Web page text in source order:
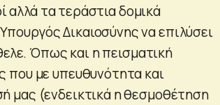
αλλά τα τεράστια δομικά
Δικαιοσύνης να επιλύσει
Όπως και η πεισματική
που με υπευθυνότητα και
μας (ενδεικτικά η θεσμοθέτηση